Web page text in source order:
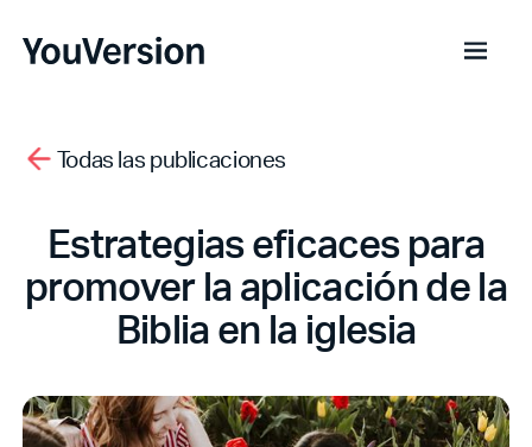
Todas las publicaciones
Estrategias eficaces para
promover la aplicación de la
Biblia en la iglesia